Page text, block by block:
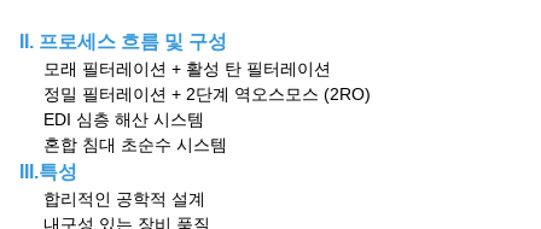
II. 프로세스 흐름 및 구성
모래 필터레이션 + 활성 탄 필터레이션
정밀 필터레이션 + 2단계 역오스모스 (2RO)
EDI 심층 해산 시스템
혼합 침대 초순수 시스템
III.특성
합리적인 공학적 설계
내구성 있는 장비 품질